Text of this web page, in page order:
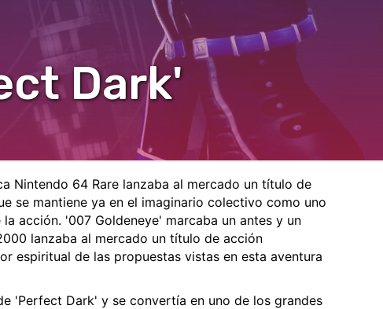
Dark'
Nintendo 64 Rare lanzaba al mercado un título de
se mantiene ya en el imaginario colectivo como uno
acción. '007 Goldeneye' marcaba un antes y un
lanzaba al mercado un título de acción
espiritual de las propuestas vistas en esta aventura
'Perfect Dark' y se convertía en uno de los grandes